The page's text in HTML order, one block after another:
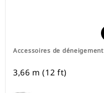
Accessoires de déneigement
3,66 m (12 ft)